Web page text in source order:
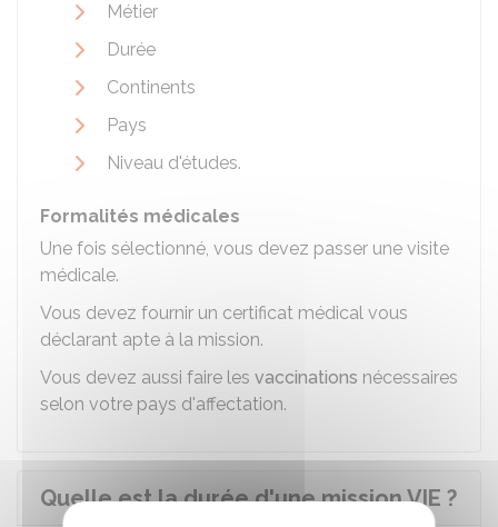
Métier
Durée
Continents
Pays
Niveau d'études.
Formalités médicales
Une fois sélectionné, vous devez passer une visite
médicale.
Vous devez fournir un certificat médical vous
déclarant apte à la mission.
Vous devez aussi faire les vaccinations nécessaires
selon votre pays d'affectation.
Quelle est la durée d'une mission VIE ?